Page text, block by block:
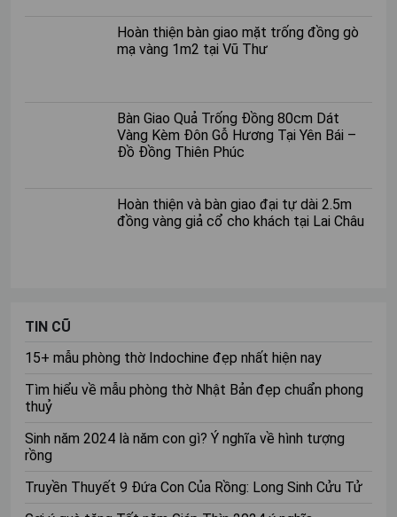
nhặn. Gia chủ hãy sử dụng những gam màu với độ sáng
hài hòa nhưng vẫn có độ trầm mang tới sự trang nhã và
hoa văn thanh thoát giúp toát lên nét tôn nghiêm và tập
trung ánh nhìn vào bàn thờ
Hoàn thiện bàn giao mặt trống đồng gò
mạ vàng 1m2 tại Vũ Thư
Bàn Giao Quả Trống Đồng 80cm Dát
Vàng Kèm Đôn Gỗ Hương Tại Yên Bái –
Đồ Đồng Thiên Phúc
Hoàn thiện và bàn giao đại tự dài 2.5m
đồng vàng giả cổ cho khách tại Lai Châu
TIN CŨ
15+ mẫu phòng thờ Indochine đẹp nhất hiện nay
Tìm hiểu về mẫu phòng thờ Nhật Bản đẹp chuẩn phong
thuỷ
Sinh năm 2024 là năm con gì? Ý nghĩa về hình tượng
rồng
Truyền Thuyết 9 Đứa Con Của Rồng: Long Sinh Cửu Tử